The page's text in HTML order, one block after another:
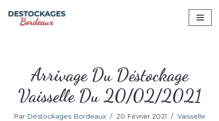
Aller
Arrivage Du Déstockage
Vaisselle Du 20/02/2021
Par Déstockages Bordeaux 20 Février 2021 Vaisselle